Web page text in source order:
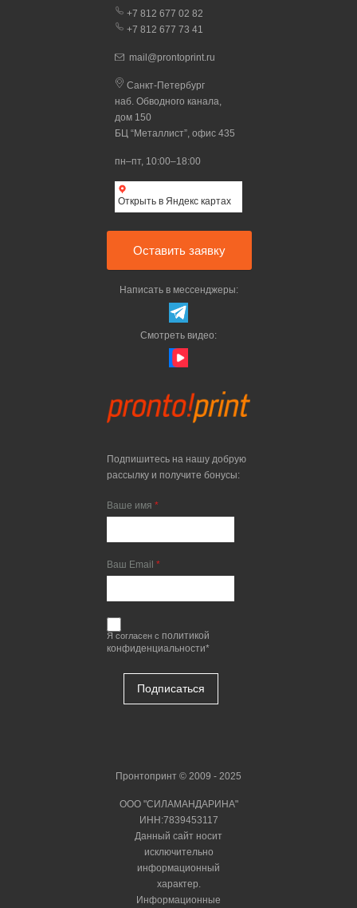
+7 812 677 02 82
+7 812 677 73 41
mail@prontoprint.ru
Санкт-Петербург
наб. Обводного канала,
дом 150
БЦ “Металлист”, офис 435
пн–пт, 10:00–18:00
Открыть в Яндекс картах
Оставить заявку
Написать в мессенджеры:
Смотреть видео:
Подпишитесь на нашу добрую
рассылку и получите бонусы:
Ваше имя
Ваш Email
Я согласен с политикой
конфиденциальности*
Подписаться
Пронтопринт © 2009 - 2025
ООО "СИЛАМАНДАРИНА"
ИНН:7839453117
Данный сайт носит
исключительно
информационный
характер.
Информационные